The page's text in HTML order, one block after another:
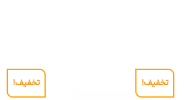
تخفیف! تخفیف!